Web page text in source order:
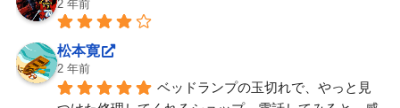
2 年前
松本寛
2 年前
ベッドランプの玉切れで、やっと見